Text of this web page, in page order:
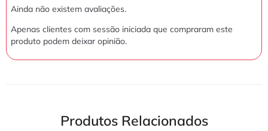
Ainda não existem avaliações.
Apenas clientes com sessão iniciada que compraram este
produto podem deixar opinião.
Produtos Relacionados